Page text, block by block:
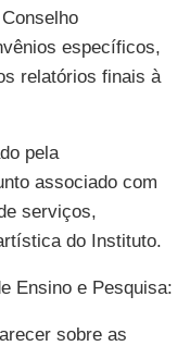
específicos,
relatórios finais à
pela
associado com
serviços,
do Instituto.
Ensino e Pesquisa:
sobre as